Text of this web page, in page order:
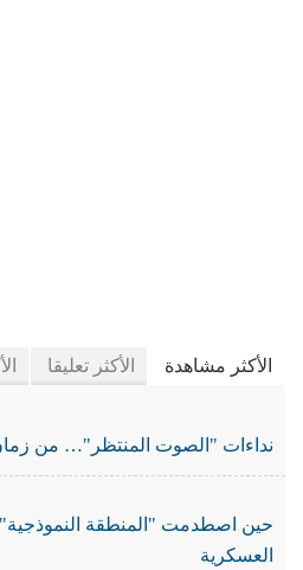
الأكثر مشاهدة الأكثر تعليقا
نداءات "الصوت المنتظر"… من
حين اصطدمت "المنطقة
العسكرية